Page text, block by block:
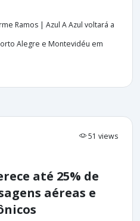
Ramos | Azul A Azul voltará a
Alegre e Montevidéu em
51 views
até 25% de
aéreas e